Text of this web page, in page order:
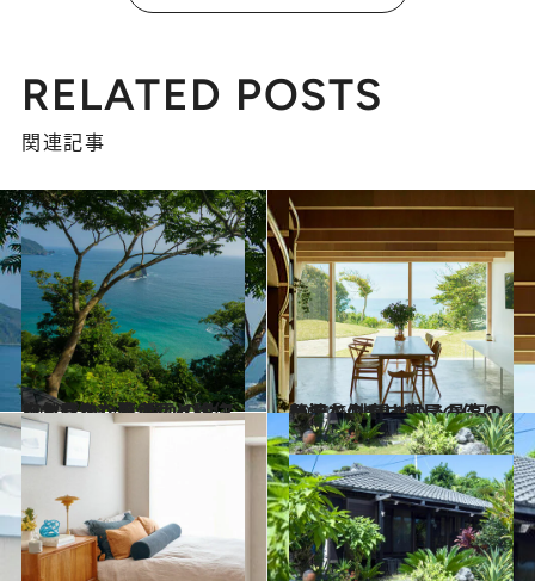
RELATED POSTS
関連記事
2020.7.18
自然豊かな南伊豆へ移住した女性たち 憧れのサステナブルな暮らしとは
旅＆お出かけ 2021.6.28
気持ちの良い部屋の作りかた① 眺望という最高の贅沢を生かす家
ライフスタイル